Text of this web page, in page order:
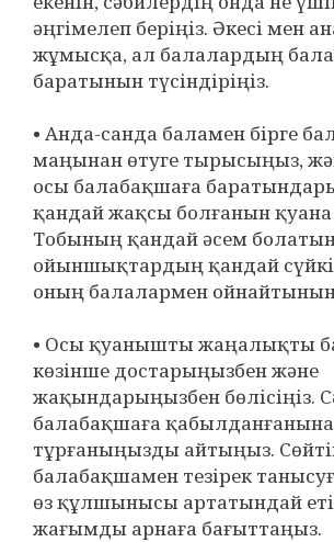
әңгімелеп беріңіз. Әкесі мен
жұмысқа, ал балалардың
баратынын түсіндіріңіз.
• Анда-санда баламен бірге
маңынан өтуге тырысыңыз,
осы балабақшаға
қандай жақсы болғанын қуана
Тобының қандай әсем
ойыншықтардың қандай
оның балалармен
• Осы қуанышты жаңалықты
көзінше достарыңызбен және
жақындарыңызбен бөлісіңіз.
балабақшаға
тұрғаныңызды айтыңыз.
балабақшамен тезірек
өз құлшынысы артатындай
жағымды арнаға бағыттаңыз.